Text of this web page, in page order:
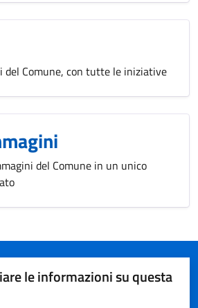
del Comune, con tutte le iniziative
del Comune in un unico
le informazioni su questa